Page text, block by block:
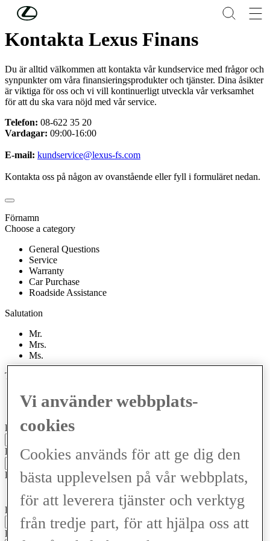
Hoppa till huvudinnehåll
Kontakta Lexus Finans
Du är alltid välkommen att kontakta vår kundservice med frågor och
synpunkter om våra finansieringsprodukter och tjänster. Dina åsikter
är viktiga för oss och vi vill kontinuerligt utveckla vår verksamhet
för att du ska vara nöjd med vår service.
Telefon: 08-622 35 20
Vardagar: 09:00-16:00
E-mail: kundservice@lexus-fs.com
Kontakta oss på någon av ovanstående eller fyll i formuläret nedan.
Förnamn
Choose a category
General Questions
Service
Warranty
Car Purchase
Roadside Assistance
Salutation
Mr.
Mrs.
Ms.
Title
Dr.
Prof.
Förnamn
Efternamn
Kontakta mig via
Epost
Epost
Province
Vi använder webbplats-
cookies
Cookies används för att ge dig den
bästa upplevelsen på vår webbplats,
för att leverera tjänster och verktyg
från tredje part, för att hjälpa oss att